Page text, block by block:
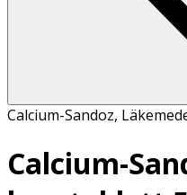
Calcium-Sandoz,
Calcium-